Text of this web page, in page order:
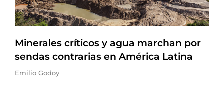
Minerales críticos y agua marchan por
sendas contrarias en América Latina
Emilio Godoy